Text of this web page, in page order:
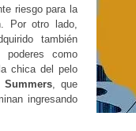
riesgo para la
Por otro lado,
también
poderes como
chica del pelo
Summers, que
ingresando